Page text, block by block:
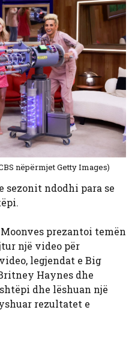
nëpërmjet Getty Images)
sezonit ndodhi para se
prezantoi temën
një video për
legjendat e Big
Haynes dhe
dhe lëshuan një
rezultatet e